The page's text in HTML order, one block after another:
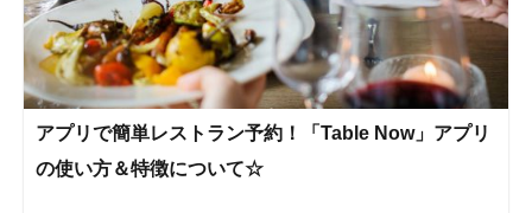
アプリで簡単レストラン予約！「Table Now」アプリ
の使い方＆特徴について☆